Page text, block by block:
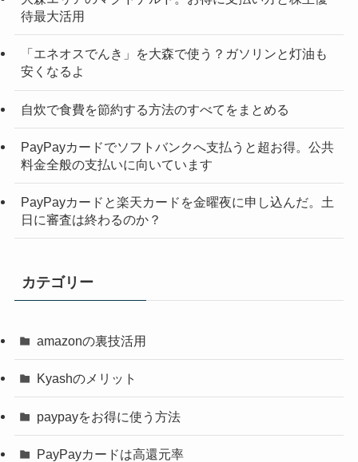
待最大活用
「エネオスでんき」を大森で使う？ガソリンと灯油も
安くなるよ
自炊で食費を節約する方法のすべてをまとめる
PayPayカードでソフトバンクへ支払うと超お得。公共
料金全般の支払いに向いています
PayPayカードと楽天カードを金曜夜に申し込んだ。土
日に審査は終わるのか？
カテゴリー
amazonの裏技活用
Kyashのメリット
paypayをお得に使う方法
PayPayカードは高還元率